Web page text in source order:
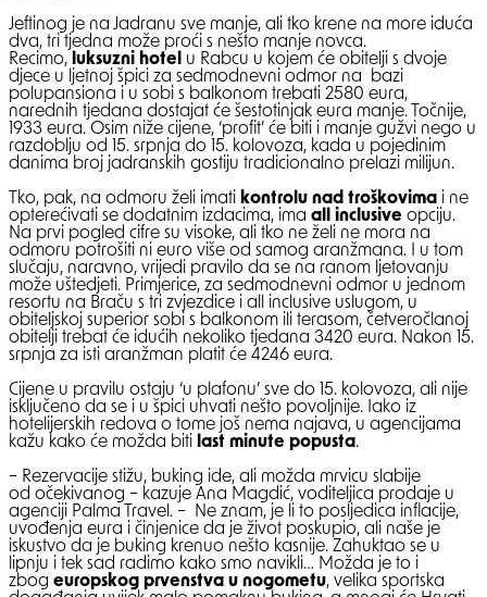
Jeftinog je na Jadranu sve manje, ali tko krene na more iduća
dva, tri tjedna može proći s nešto manje novca.
Recimo, luksuzni hotel
u Rabcu u kojem će obitelji s dvoje
djece u ljetnoj špici za sedmodnevni odmor na bazi
polupansiona i u sobi s balkonom trebati 2580 eura,
narednih tjedana dostajat će šestotinjak eura manje. Točnije,
1933 eura. Osim niže cijene, ‘profit’ će biti i manje gužvi nego u
razdoblju od 15. srpnja do 15. kolovoza, kada u pojedinim
danima broj jadranskih gostiju tradicionalno prelazi milijun.
Tko, pak, na odmoru želi imati kontrolu nad troškovima i ne
opterećivati se dodatnim izdacima, ima all inclusive opciju.
Na prvi pogled cifre su visoke, ali tko ne želi ne mora na
odmoru potrošiti ni euro više od samog aranžmana. I u tom
slučaju, naravno, vrijedi pravilo da se na ranom ljetovanju
može uštedjeti. Primjerice, za sedmodnevni odmor u jednom
resortu na Braču s tri zvjezdice i all inclusive uslugom, u
obiteljskoj superior sobi s balkonom ili terasom, četveročlanoj
obitelji trebat će idućih nekoliko tjedana 3420 eura. Nakon 15.
srpnja za isti aranžman platit će 4246 eura.
Cijene u pravilu ostaju ‘u plafonu’ sve do 15. kolovoza, ali nije
isključeno da se i u špici uhvati nešto povoljnije. Iako iz
hotelijerskih redova o tome još nema najava, u agencijama
kažu kako će možda biti last minute popusta.
– Rezervacije stižu, buking ide, ali možda mrvicu slabije
od očekivanog – kazuje Ana Magdić, voditeljica prodaje u
agenciji Palma Travel. – Ne znam, je li to posljedica inflacije,
uvođenja eura i činjenice da je život poskupio, ali naše je
iskustvo da je buking krenuo nešto kasnije. Zahuktao se u
lipnju i tek sad radimo kako smo navikli… Možda je to i
zbog europskog prvenstva u nogometu, velika sportska